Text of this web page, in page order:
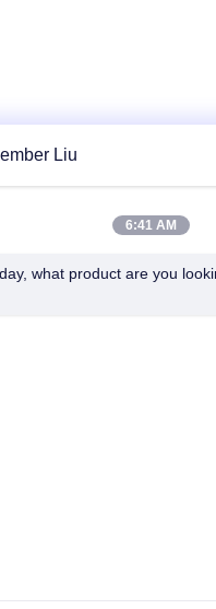
boletín para obtener
Nosotros
Liu
6:41 AM
what product are you